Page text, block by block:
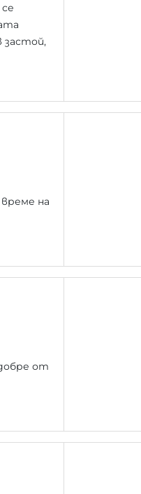
застой,
на
от